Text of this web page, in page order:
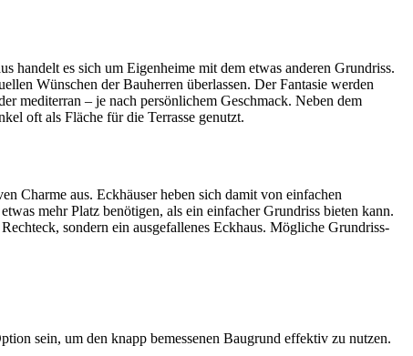
handelt es sich um Eigenheime mit dem etwas anderen Grundriss.
Wünschen der Bauherren überlassen. Der Fantasie werden
mediterran – je nach persönlichem Geschmack. Neben dem
oft als Fläche für die Terrasse genutzt.
Charme aus. Eckhäuser heben sich damit von einfachen
mehr Platz benötigen, als ein einfacher Grundriss bieten kann.
sondern ein ausgefallenes Eckhaus. Mögliche Grundriss-
sein, um den knapp bemessenen Baugrund effektiv zu nutzen.